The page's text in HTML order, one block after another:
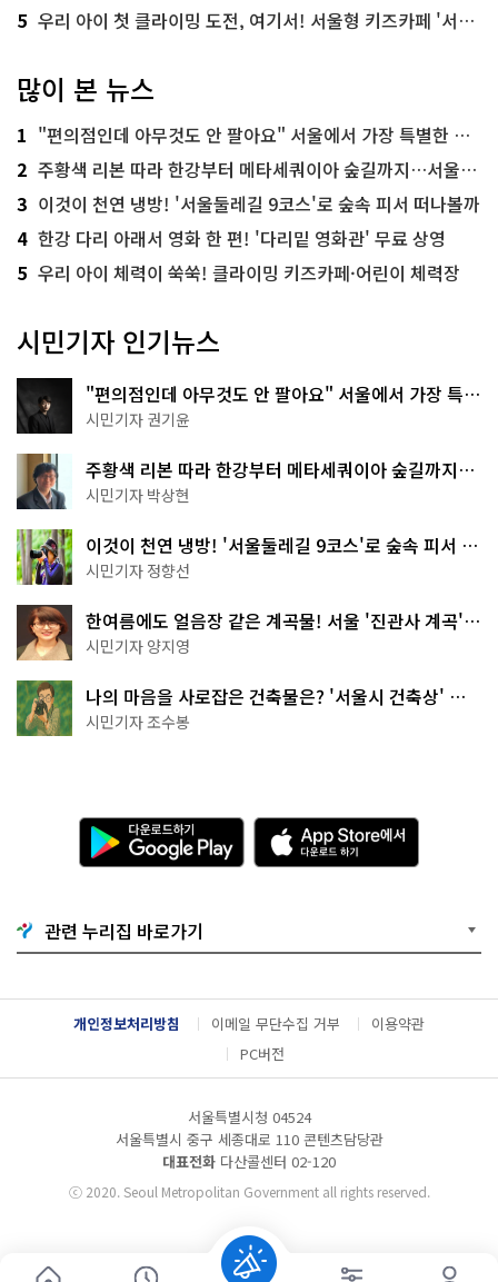
5 우리 아이 첫 클라이밍 도전, 여기서! 서울형 키즈카페 '서울가족플라자점'
많이 본 뉴스
1 "편의점인데 아무것도 안 팔아요" 서울에서 가장 특별한 편의점의 정체
2 주황색 리본 따라 한강부터 메타세쿼이아 숲길까지…서울둘레길 15코스
3 이것이 천연 냉방! '서울둘레길 9코스'로 숲속 피서 떠나볼까
4 한강 다리 아래서 영화 한 편! '다리밑 영화관' 무료 상영
5 우리 아이 체력이 쑥쑥! 클라이밍 키즈카페·어린이 체력장
시민기자 인기뉴스
"편의점인데 아무것도 안 팔아요" 서울에서 가장 특별
한 편의점의 정체
시민기자 권기윤
주황색 리본 따라 한강부터 메타세쿼이아 숲길까지…
서울둘레길 15코스
시민기자 박상현
이것이 천연 냉방! '서울둘레길 9코스'로 숲속 피서 떠
나볼까
시민기자 정향선
한여름에도 얼음장 같은 계곡물! 서울 '진관사 계곡'이
천국이네~
시민기자 양지영
나의 마음을 사로잡은 건축물은? '서울시 건축상' 수
상작 공개!
시민기자 조수봉
다
운
로
기
G
o
g
l
e
A
p
p
e
서
다
운
관련 누리집 바로가기
개인정보처리방침 이메일 무단수집 거부
이용약관
PC버전
서울특별시청 04524
서울특별시 중구 세종대로 110 콘텐츠담당관
대표전화 다산콜센터 02-120
ⓒ2020. Seoul Metropolitan Government all rights reserved.